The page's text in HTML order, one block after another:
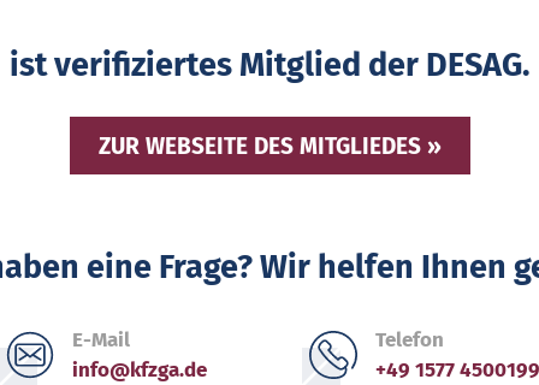
ist verifiziertes Mitglied der DESAG.
ZUR WEBSEITE DES MITGLIEDES »
eine Frage? Wir helfen Ihnen
E-Mail
info@kfzga.de
Telefon
+49 1577 4500199